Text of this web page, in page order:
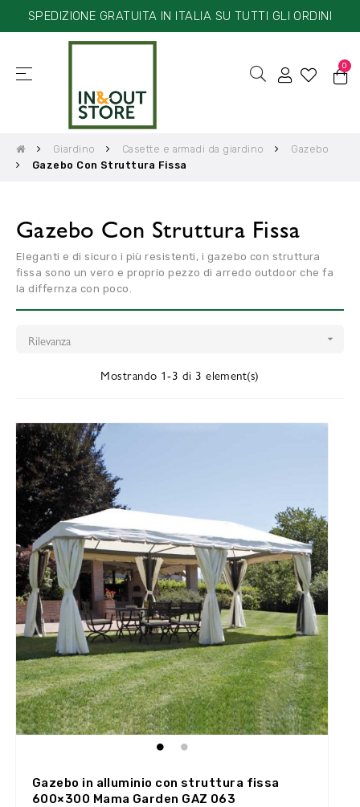
SPEDIZIONE GRATUITA IN ITALIA SU TUTTI GLI ORDINI
navigazione
☰ 0
Giardino Casette e armadi da giardino
Gazebo
Gazebo Con Struttura Fissa
Gazebo Con Struttura Fissa
Eleganti e di sicuro i più resistenti, i gazebo con struttura
fissa sono un vero e proprio pezzo di arredo outdoor che fa
la differnza con poco.
Rilevanza 
Mostrando 1-3 di 3 element(s)
Gazebo in alluminio con struttura fissa
600×300 Mama Garden GAZ 063